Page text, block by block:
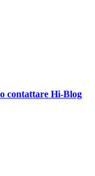
contattare Hi-Blog